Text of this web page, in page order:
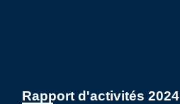
Rapport d'activités 2024